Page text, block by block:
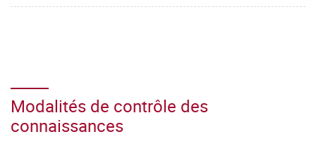
Modalités de contrôle des
connaissances